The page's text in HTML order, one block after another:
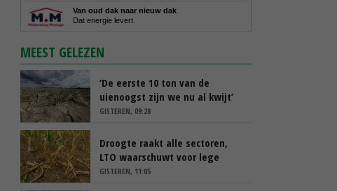
Van oud dak naar nieuw dak
Dat energie levert.
MEEST GELEZEN
‘De eerste 10 ton van de
uienoogst zijn we nu al kwijt’
GISTEREN, 09:28
Droogte raakt alle sectoren,
LTO waarschuwt voor lege
schappen
GISTEREN, 11:05